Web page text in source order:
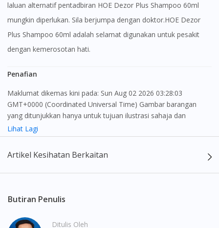
laluan alternatif pentadbiran HOE Dezor Plus Shampoo 60ml
mungkin diperlukan. Sila berjumpa dengan doktor.HOE Dezor
Plus Shampoo 60ml adalah selamat digunakan untuk pesakit
dengan kemerosotan hati.
Penafian
Maklumat dikemas kini pada: Sun Aug 02 2026 03:28:03
GMT+0000 (Coordinated Universal Time) Gambar barangan
yang ditunjukkan hanya untuk tujuan ilustrasi sahaja dan
mungkin tidak seperti produk yang sebenar
maklumat sahaja, bagi kegunaan para pengamal perubatan dan
bukan bertujuan sebagai rujukan kepada pengguna untuk
seorang pengamal perubatan. Keberkesanan dan kesan
sampingan ubat-ubatan mungkin berbeza dari seorang
pengguna dengan pengguna yang lain. Kami tidak menyarankan
Lihat Lagi
Artikel Kesihatan Berkaitan
Butiran Penulis
Ditulis Oleh